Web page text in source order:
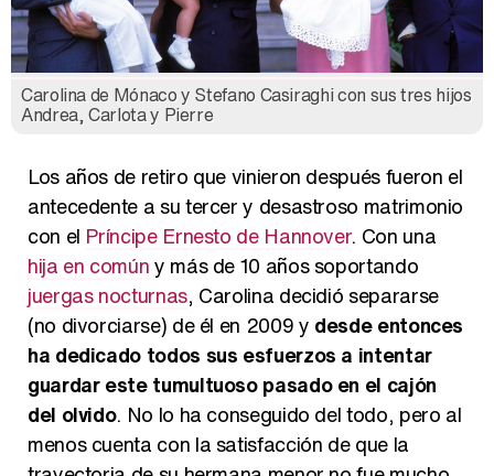
Carolina de Mónaco y Stefano Casiraghi con sus tres hijos
Andrea, Carlota y Pierre
Los años de retiro que vinieron después fueron el
antecedente a su tercer y desastroso matrimonio
con el Príncipe Ernesto de Hannover. Con una
hija en comúny más de 10 años soportando
juergas nocturnas, Carolina decidió separarse
(no divorciarse) de él en 2009 y desde entonces
ha dedicado todos sus esfuerzos a intentar
guardar este tumultuoso pasado en el cajón
del olvido. No lo ha conseguido del todo, pero al
menos cuenta con la satisfacción de que la